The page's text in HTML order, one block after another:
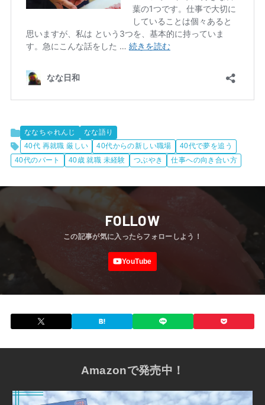
ななちゃれんじ
なな語り
40代 再就職 厳しい
40代からの新しい職場
40代で夢を追う
40代のパート
40歳 就職 未経験 つぶやき 仕事への向き合い方
FOLLOW
Amazonで発売中！